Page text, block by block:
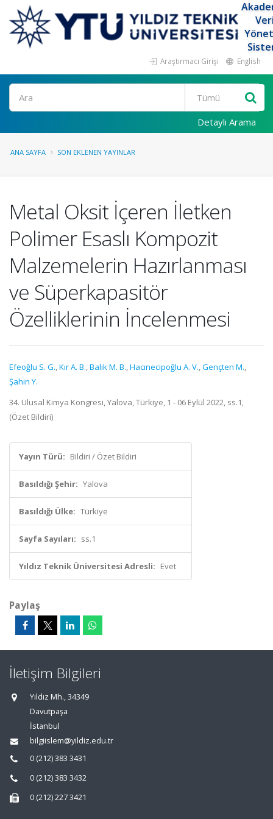
Araştırmacı Girişi English
Ara
Detaylı Arama
ANA SAYFA SON EKLENEN YAYINLAR
Metal Oksit İçeren İletken
Polimer Esaslı Kompozit
Malzemelerin Hazırlanması
ve Süperkapasitör
Özelliklerinin İncelenmesi
Efeoğlu S. G.,Kır A. B.,Balık M. B.,Hacınecipoğlu A. V.,Gençten M.,
Şahin Y.
34. Ulusal Kimya Kongresi, Yalova, Türkiye, 1 - 06 Eylül 2022, ss.1,
(Özet Bildiri)
Yayın Türü: Bildiri / Özet Bildiri
Basıldığı Şehir: Yalova
Basıldığı Ülke: Türkiye
Sayfa Sayıları: ss.1
Yıldız Teknik Üniversitesi Adresli: Evet
Paylaş
İletişim Bilgileri
Yıldız Mh., 34349
Davutpaşa
İstanbul
bilgiislem@yildiz.edu.tr
0 (212) 383 3431
0 (212) 383 3432
0 (212) 227 3421